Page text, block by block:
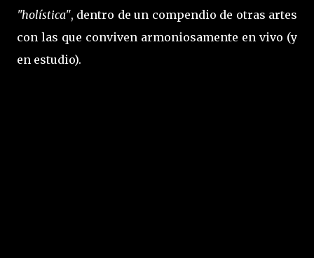
"holística", dentro de un compendio de otras artes
con las que conviven armoniosamente en vivo (y
en estudio).